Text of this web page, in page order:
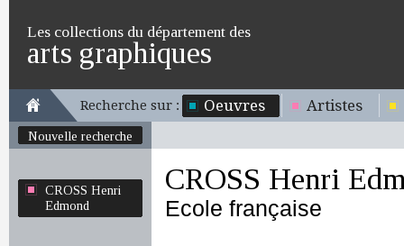
Les collections du département des
arts graphiques
Recherche sur : Oeuvres Artistes
Nouvelle recherche
CROSS Henri
Edmond
CROSS Henri
Ecole française